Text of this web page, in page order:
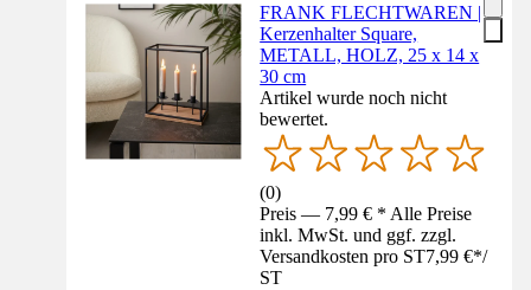
FRANK FLECHTWAREN |
Kerzenhalter Square,
METALL, HOLZ, 25 x 14 x
30 cm
Artikel wurde noch nicht
bewertet.
(0)
Preis — 7,99 € * Alle Preise
inkl. MwSt. und ggf. zzgl.
Versandkosten pro ST7,99 €*/
ST